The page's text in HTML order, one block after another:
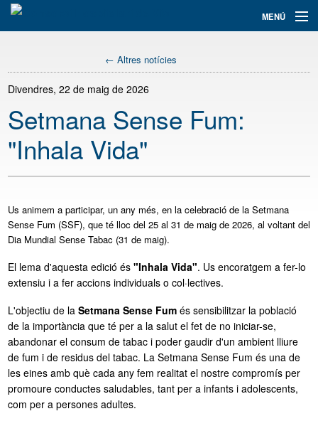
Navegació
principal
MENÚ
Docència
Recerca+i
El Consorci
Serveis
Col·labora
Cercador
Traductor
Sóc del CHV
← Altres notícies
Divendres, 22 de maig de 2026
Setmana Sense Fum:
"Inhala Vida"
Us animem a participar, un any més, en la celebració de la Setmana
Sense Fum (SSF), que té lloc del 25 al 31 de maig de 2026, al voltant del
Dia Mundial Sense Tabac (31 de maig).
El lema d'aquesta edició és "Inhala Vida". Us encoratgem a fer-lo
extensiu i a fer accions individuals o col·lectives.
L'objectiu de la Setmana Sense Fum és sensibilitzar la població
de la importància que té per a la salut el fet de no iniciar-se,
abandonar el consum de tabac i poder gaudir d'un ambient lliure
de fum i de residus del tabac. La Setmana Sense Fum és una de
les eines amb què cada any fem realitat el nostre compromís per
promoure conductes saludables, tant per a infants i adolescents,
com per a persones adultes.